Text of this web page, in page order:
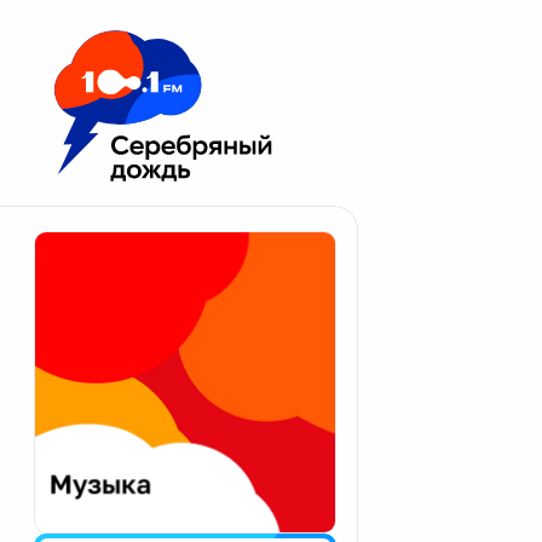
Москва 100.1 FM
Апатиты
Екатеринбург
Калининград
Калуга